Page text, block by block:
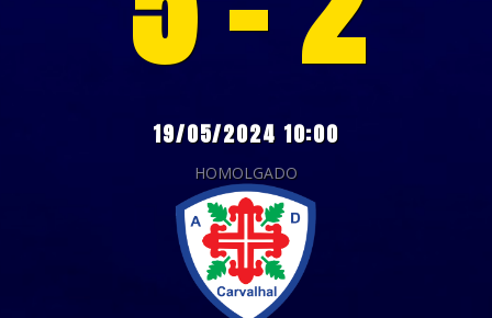
19/05/2024 10:00
HOMOLGADO